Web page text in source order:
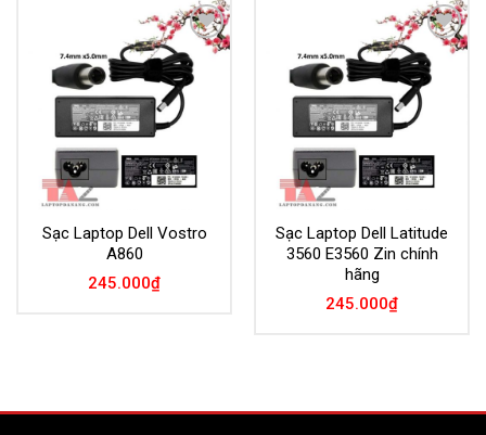
Add to
Wishlist
Sạc Laptop Dell Vostro
A860
245.000₫
Add to
Wishlist
Sạc Laptop Dell Latitude
3560 E3560 Zin chính
hãng
245.000₫